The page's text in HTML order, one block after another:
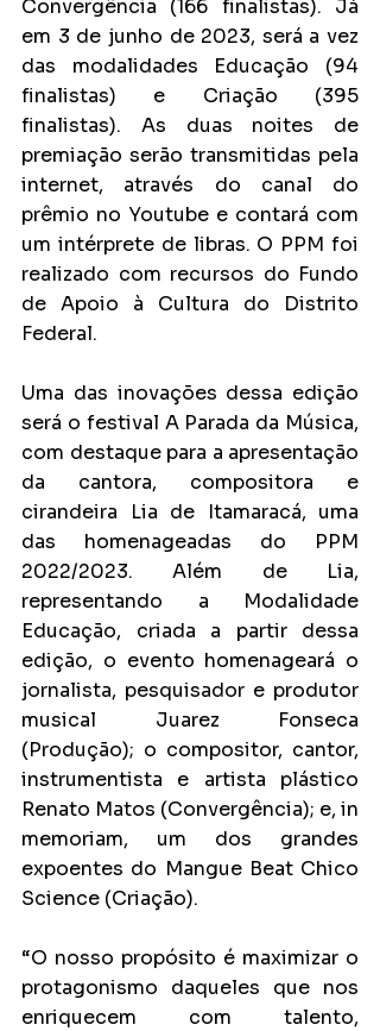
Convergência (166 finalistas). Já
em 3 de junho de 2023, será a vez
das modalidades Educação (94
finalistas) e Criação (395
finalistas). As duas noites de
premiação serão transmitidas pela
internet, através do canal do
prêmio no Youtube e contará com
um intérprete de libras. O PPM foi
realizado com recursos do Fundo
de Apoio à Cultura do Distrito
Federal.
Uma das inovações dessa edição
será o festival A Parada da Música,
com destaque para a apresentação
da cantora, compositora e
cirandeira Lia de Itamaracá, uma
das homenageadas do PPM
2022/2023. Além de Lia,
representando a Modalidade
Educação, criada a partir dessa
edição, o evento homenageará o
jornalista, pesquisador e produtor
musical Juarez Fonseca
(Produção); o compositor, cantor,
instrumentista e artista plástico
Renato Matos (Convergência); e, in
memoriam, um dos grandes
expoentes do Mangue Beat Chico
Science (Criação).
“O nosso propósito é maximizar o
protagonismo daqueles que nos
enriquecem com talento,